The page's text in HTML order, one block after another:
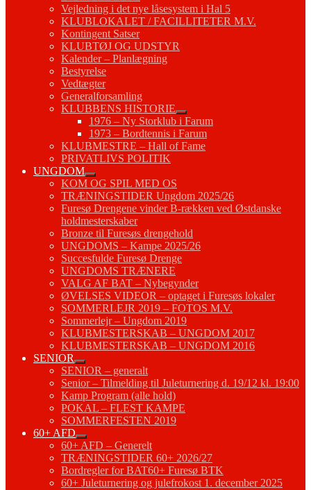
Vejledning i det nye låsesystem i Hal 5
KLUBLOKALET / FACILLITETER M.V.
Kontingent Satser
KLUBTØJ OG UDSTYR
Kalender – Planlægning
Bestyrelse
Vedtægter
Generalforsamling
KLUBBENS HISTORIE
1976 – Ny Storklub i Farum
1973 – Bordtennis i Farum
KLUBMESTRE – Hall of Fame
PRIVATLIVS POLITIK
UNGDOM
KOM OG SPIL MED OS
TRÆNINGSTIDER Ungdom 2025/26
Furesø Drengene vinder B-rækken ved Østdanske
holdmesterskaber
Bronze til Furesøs drengehold
UNGDOMS – Kampe 2025/26
Succesfulde Furesø Drenge
UNGDOMS TRÆNERE
VALG AF BAT – Nybegynder
ØVELSES VIDEOR – optaget i Furesøs lokaler
SOMMERLEJR 2019 – FOTOS M.V.
Sommerlejr – Ungdom 2019
KLUBMESTERSKAB – UNGDOM 2017
KLUBMESTERSKAB – UNGDOM 2016
SENIOR
SENIOR – generalt
Senior – Tilmelding til Juleturnering d. 19/12 kl. 19:00
Kamp Program (alle hold)
POKAL – FLEST KAMPE
SOMMERFESTEN 2019
60+ AFD
60+ AFD – Generelt
TRÆNINGSTIDER 60+ 2026/27
Bordregler for BAT60+ Furesø BTK
60+ Juleturnering og julefrokost 1. december 2025